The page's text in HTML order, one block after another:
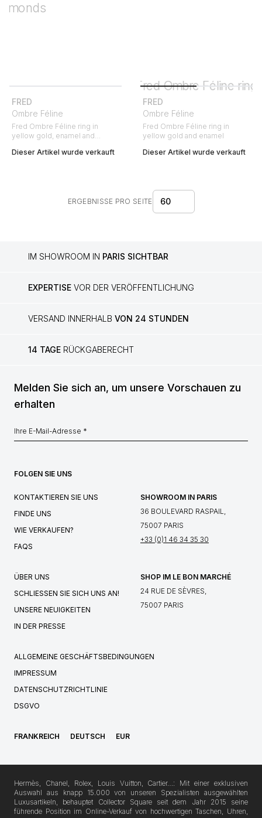
FRED
Ombre Féline
Fred Ombre Féline ring in
yellow gold, enamel and
Dieser Artikel wurde verkauft
FRED
Ombre Féline
Fred Ombre Féline ring in
yellow gold and enamel
Dieser Artikel wurde verkauft
ERGEBNISSE PRO SEITE 60
IM SHOWROOM IN PARIS SICHTBAR
EXPERTISE VOR DER VERÖFFENTLICHUNG
VERSAND INNERHALB VON 24 STUNDEN
14 TAGE RÜCKGABERECHT
Melden Sie sich an, um unsere Vorschauen zu
erhalten
FOLGEN SIE UNS
KONTAKTIEREN SIE UNS
FINDE UNS
WIE VERKAUFEN?
FAQS
SHOWROOM IN PARIS
36 BOULEVARD RASPAIL,
75007 PARIS
+33 (0)1 46 34 35 30
ÜBER UNS
SCHLIESSEN SIE SICH UNS AN!
UNSERE NEUIGKEITEN
IN DER PRESSE
SHOP IM LE BON MARCHÉ
24 RUE DE SÈVRES,
75007 PARIS
ALLGEMEINE GESCHÄFTSBEDINGUNGEN
IMPRESSUM
DATENSCHUTZRICHTLINIE
DSGVO
FRANKREICH DEUTSCH EUR
Hermès, Chanel, Rolex, Louis Vuitton, Cartier…: Mit einer exklusiven
Auswahl aus knapp 15.000 von unseren Spezialisten ausgewählten
Luxusartikeln, behauptet Collector Square seit dem Jahr 2015 seine
führende Position im Online-Verkauf von hochwertigen Taschen, Uhren,